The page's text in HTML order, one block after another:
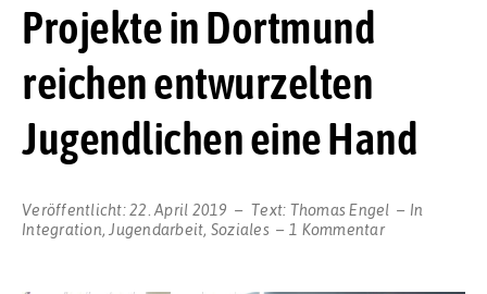
Projekte in Dortmund
reichen entwurzelten
Jugendlichen eine Hand
Veröffentlicht:22. April 2019 Text: Thomas Engel
In
Integration, Jugendarbeit, Soziales 1 Kommentarzu